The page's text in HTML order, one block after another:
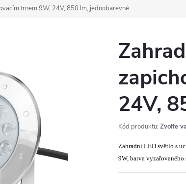
trnem 9W, 24V, 850 lm, jednobarevné
24V,
Kód produktu: Zvolte
Zahradní LED světlo s
9W, barva